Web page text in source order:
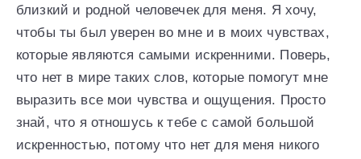
близкий и родной человечек для меня. Я хочу,
чтобы ты был уверен во мне и в моих чувствах,
которые являются самыми искренними. Поверь,
что нет в мире таких слов, которые помогут мне
выразить все мои чувства и ощущения. Просто
знай, что я отношусь к тебе с самой большой
искренностью, потому что нет для меня никого